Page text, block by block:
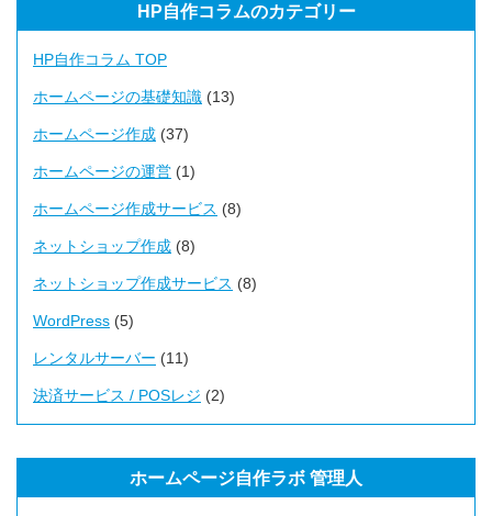
HP自作コラムのカテゴリー
HP自作コラム TOP
ホームページの基礎知識 (13)
ホームページ作成 (37)
ホームページの運営 (1)
ホームページ作成サービス (8)
ネットショップ作成 (8)
ネットショップ作成サービス (8)
WordPress (5)
レンタルサーバー (11)
決済サービス / POSレジ (2)
ホームページ自作ラボ 管理人